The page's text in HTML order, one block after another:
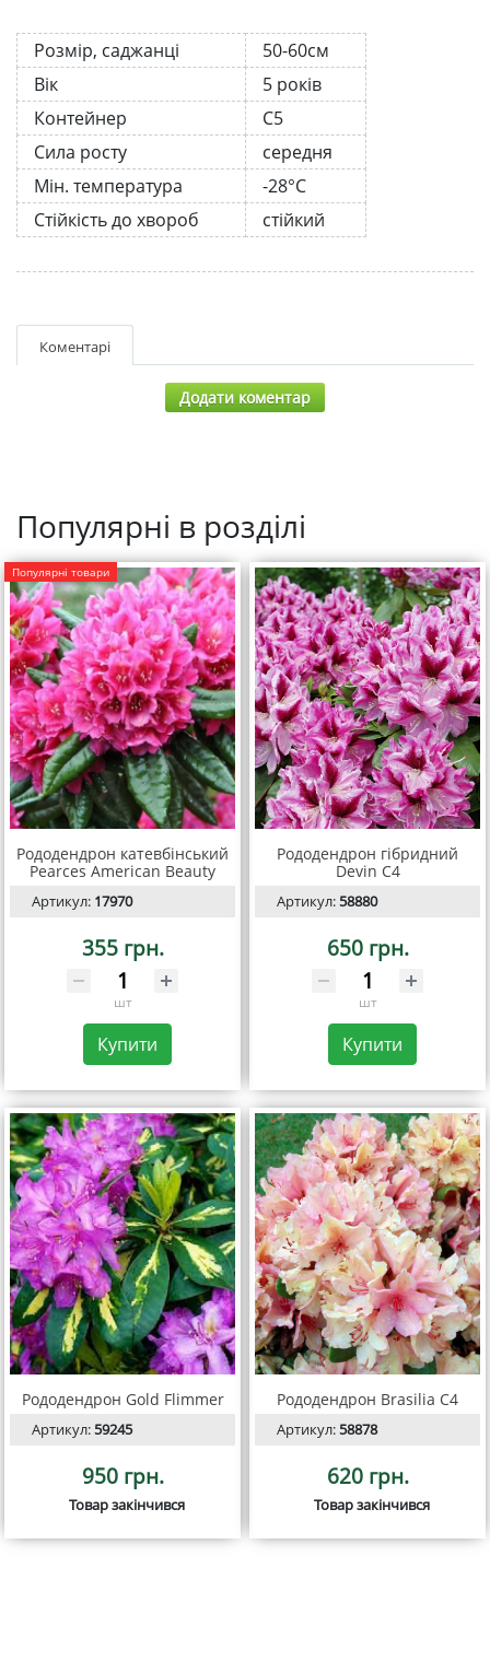
Розмір, саджанці
50-60см
Вік
5 років
Контейнер
С5
Сила росту
середня
Мін. температура
-28°C
Стійкість до хвороб
стійкий
Коментарі
Додати коментар
Популярні в розділі
Популярні товари
Рододендрон катевбінський
Pearces American Beauty
Артикул: 17970
355 грн.
шт
Купити
Рододендрон гібридний
Devin С4
Артикул:58880
650 грн.
шт
Купити
Рододендрон Gold Flimmer
Артикул:59245
950 грн.
Товар закінчився
Рододендрон Brasilia С4
Артикул:58878
620 грн.
Товар закінчився